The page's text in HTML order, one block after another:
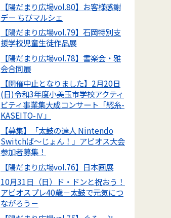
【陽だまり広場vol.80】お客様感謝
デー ちびマルシェ
【陽だまり広場vol.79】石岡特別支
援学校児童生徒作品展
【陽だまり広場vol.78】書楽会・雅
会合同展
【開催中止となりました】2月20日
(日)令和3年度小美玉市学校アクティ
ビティ事業集大成コンサート「綛糸-
KASEITO-Ⅳ」
【募集】「太鼓の達人 Nintendo
Switchば～じょん！」アピオス大会
参加者募集！
【陽だまり広場vol.76】日本画展
10月31日（日）ド・ドンと祝おう！
アピオスプレ40歳－太鼓で元気につ
ながろう－